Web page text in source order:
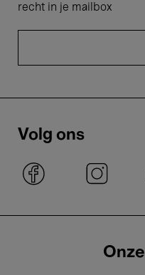
recht in je mailbox
Volg ons